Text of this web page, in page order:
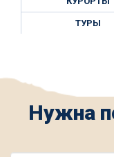
ТУРЫ
Нужна